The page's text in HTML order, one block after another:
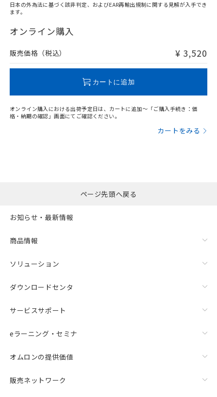
在庫等で未対応品が混在する可能性があります。
問い合わせください。
日本の外為法に基づく該非判定、およびEAR再輸出規制に関する見解が入手でき
ます。
オンライン購入
販売価格（税込） ¥ 3,520
カートに追加
オンライン購入における出荷予定日は、カートに追加～「ご購入手続き：価
格・納期の確認」画面にてご確認ください。
カートをみる
ページ先頭へ戻る
お知らせ・最新情報
商品情報
ソリューション
ダウンロードセンタ
サービスサポート
eラーニング・セミナ
オムロンの提供価値
販売ネットワーク